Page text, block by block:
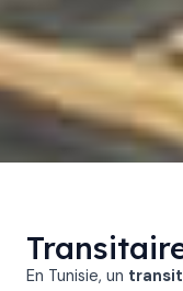
En Tunisie, un